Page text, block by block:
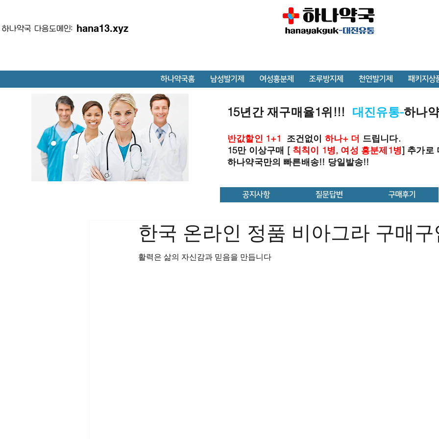
하나약국 다음도메인: hana13.xyz
하나약국홈 남성발기제 여성흥분제 조루방지제 천연발기제 패키지상
15년간 재구매율1위!!! 대진유통-하나
반값할인 1+1 조건없이 하나+ 더 드립니다.
15만 이상구매 [ 칙칙이 1병, 여성 흥분제1병] 추가로
하나약국만의 빠른배송!! 당일발송!!
공지사항 질문답변 구매후기
한국 온라인 정품 비아그라 구매구
활력은 삶의 자신감과 믿음을 만듭니다